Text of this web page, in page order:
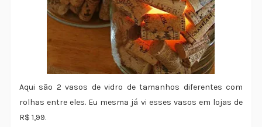
Aqui são 2 vasos de vidro de tamanhos diferentes com
rolhas entre eles. Eu mesma já vi esses vasos em lojas de
R$ 1,99.